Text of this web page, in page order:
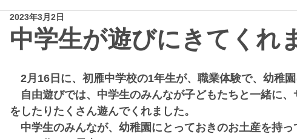
中学生が遊びにきてくれ
2023年3月2日
2月16日に、初雁中学校の1年生が、職業体験で、幼稚園
自由遊びでは、中学生のみんなが子どもたちと一緒に
をしたりたくさん遊んでくれました。
中学生のみんなが、幼稚園にとっておきのお土産を持